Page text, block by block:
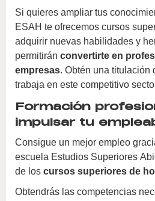
Si quieres ampliar tus
ESAH te ofrecemos cursos
adquirir nuevas habilidades y
permitirán convertirte en
empresas. Obtén una titulación
trabaja en este competitivo
Formación
impulsar tu
Consigue un mejor empleo
escuela Estudios Superiores
de los cursos superiores de
Obtendrás las competencias